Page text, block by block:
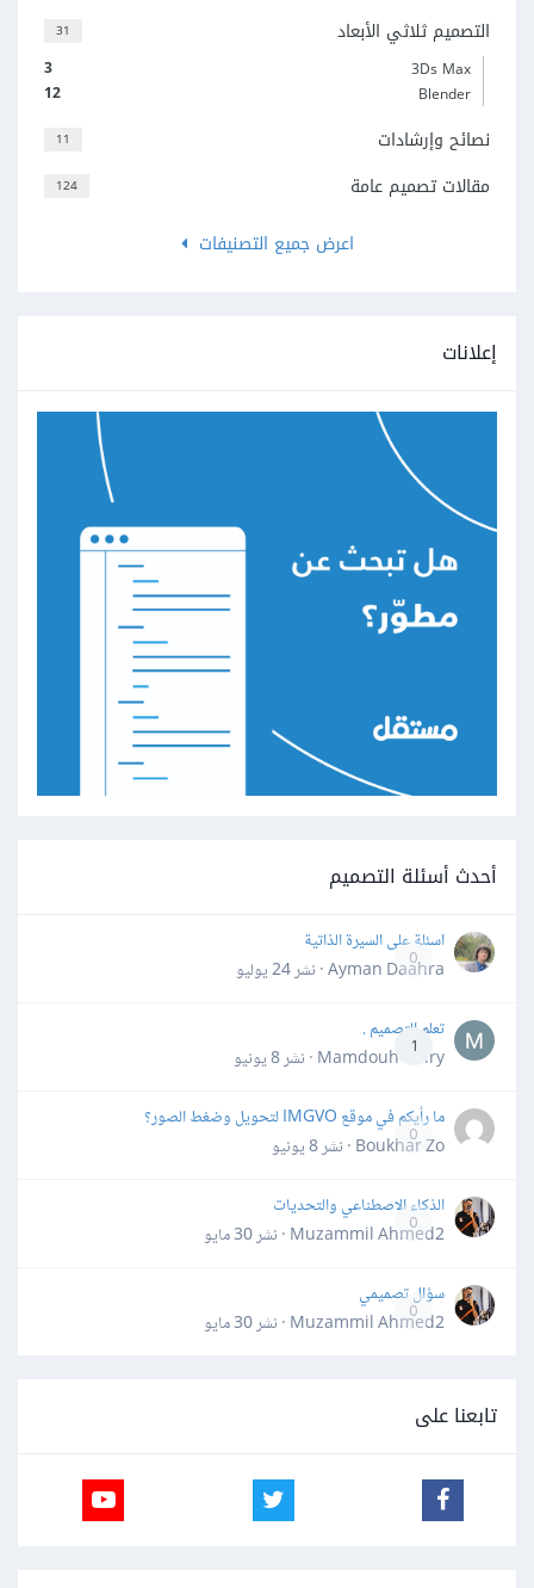
31 التصميم ثلاثي الأبعاد
3
3Ds Max
12
Blender
11 نصائح وإرشادات
124
مقالات تصميم عامة
اعرض جميع التصنيفات
إعلانات
أحدث أسئلة التصميم
0
اسئلة على السيرة الذاتية
Ayman Daahra · نشر
24 يوليو
1
تعلم التصميم .
Mamdouh Khiry · نشر
8 يونيو
0
ما رأيكم في موقع IMGVO لتحويل وضغط الصور؟
Boukhar Zo · نشر
8 يونيو
0
الذكاء الاصطناعي والتحديات
Muzammil Ahmed2 · نشر
30 مايو
0
سؤال تصميمي
Muzammil Ahmed2 · نشر
30 مايو
تابعنا على